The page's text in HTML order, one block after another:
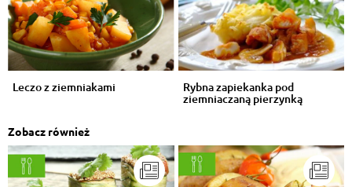
Leczo z ziemniakami Rybna zapiekanka pod
ziemniaczaną pierzynką
Zobacz również